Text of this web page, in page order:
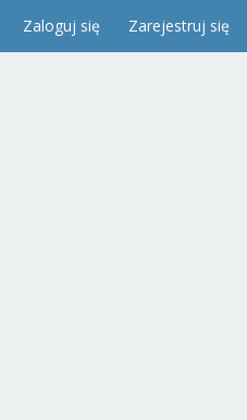
Zaloguj się Zarejestruj się